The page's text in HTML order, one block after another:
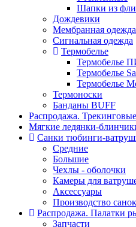
Шапки из
Дождевики
Мембранная одежда
Сигнальная одежда
Термобелье
Термобелье
Термобелье
Термобелье
Термоноски
Банданы BUFF
Распродажа.
Мягкие ледянки-
Санки тюбинги-
Средние
Большие
Чехлы - оболочки
Камеры для
Аксессуары
Производство санок
Распродажа. Палатки
Запчасти